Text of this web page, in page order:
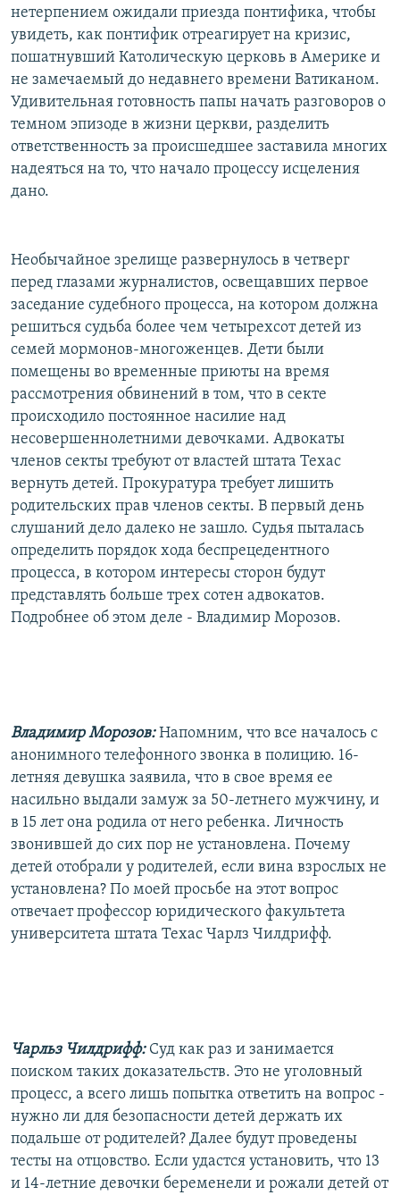
нетерпением ожидали приезда понтифика, чтобы
увидеть, как понтифик отреагирует на кризис,
пошатнувший Католическую церковь в Америке и
не замечаемый до недавнего времени Ватиканом.
Удивительная готовность папы начать разговоров о
темном эпизоде в жизни церкви, разделить
ответственность за происшедшее заставила многих
надеяться на то, что начало процессу исцеления
дано.
Необычайное зрелище развернулось в четверг
перед глазами журналистов, освещавших первое
заседание судебного процесса, на котором должна
решиться судьба более чем четырехсот детей из
семей мормонов-многоженцев. Дети были
помещены во временные приюты на время
рассмотрения обвинений в том, что в секте
происходило постоянное насилие над
несовершеннолетними девочками. Адвокаты
членов секты требуют от властей штата Техас
вернуть детей. Прокуратура требует лишить
родительских прав членов секты. В первый день
слушаний дело далеко не зашло. Судья пыталась
определить порядок хода беспрецедентного
процесса, в котором интересы сторон будут
представлять больше трех сотен адвокатов.
Подробнее об этом деле - Владимир Морозов.
Владимир Морозов:Напомним, что все началось с
анонимного телефонного звонка в полицию. 16-
летняя девушка заявила, что в свое время ее
насильно выдали замуж за 50-летнего мужчину, и
в 15 лет она родила от него ребенка. Личность
звонившей до сих пор не установлена. Почему
детей отобрали у родителей, если вина взрослых не
установлена? По моей просьбе на этот вопрос
отвечает профессор юридического факультета
университета штата Техас Чарлз Чилдрифф.
Чарльз Чилдрифф: Суд как раз и занимается
поиском таких доказательств. Это не уголовный
процесс, а всего лишь попытка ответить на вопрос -
нужно ли для безопасности детей держать их
подальше от родителей? Далее будут проведены
тесты на отцовство. Если удастся установить, что 13
и 14-летние девочки беременели и рожали детей от